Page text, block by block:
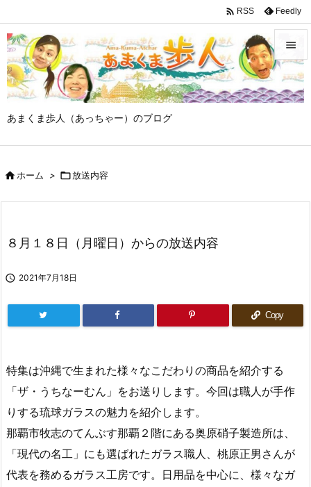
あまくま歩人（あっちゃー）のブログ


メニュ

 RSS Feedly
ホーム > 放送内容
８月１８日（月曜日）からの放送内容
 2021年7月18日
Copy
特集は沖縄で生まれた様々なこだわりの商品を紹介する
「ザ・うちなーむん」をお送りします。今回は職人が手作
りする琉球ガラスの魅力を紹介します。
那覇市牧志のてんぶす那覇２階にある奥原硝子製造所は、
「現代の名工」にも選ばれたガラス職人、桃原正男さんが
代表を務めるガラス工房です。日用品を中心に、様々なガ